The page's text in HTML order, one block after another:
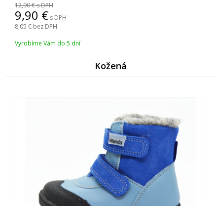
12,90s DPH
9,90
s DPH
8,05 bez DPH
Vyrobíme Vám do 5 dní
Kožen